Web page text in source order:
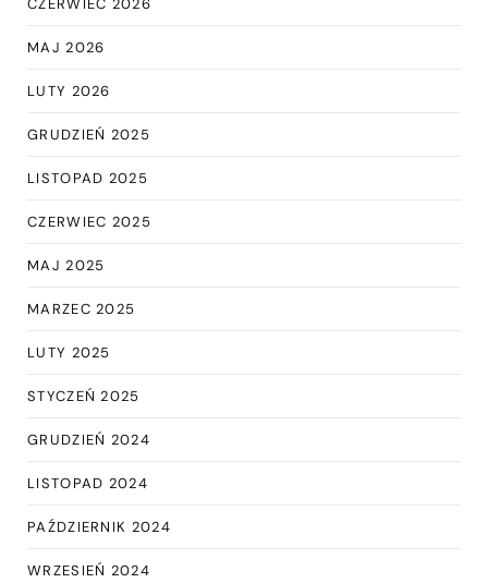
CZERWIEC 2026
MAJ 2026
LUTY 2026
GRUDZIEŃ 2025
LISTOPAD 2025
CZERWIEC 2025
MAJ 2025
MARZEC 2025
LUTY 2025
STYCZEŃ 2025
GRUDZIEŃ 2024
LISTOPAD 2024
PAŹDZIERNIK 2024
WRZESIEŃ 2024